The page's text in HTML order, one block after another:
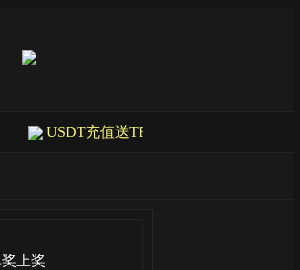
USDT充值送TRX能量活动通知 尊敬的
上奖